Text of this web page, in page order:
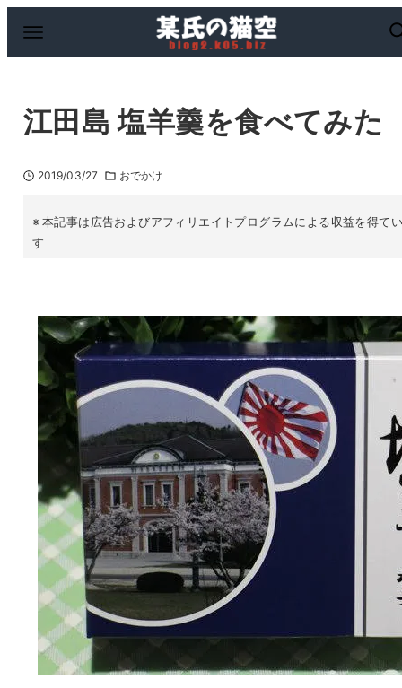
江田島 塩羊羹を食べてみた
2019/03/27 おでかけ
本記事は広告およびアフィリエイトプログラムによる収益を得て
す